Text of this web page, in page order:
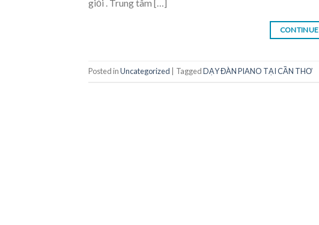
giỏi . Trung tâm […]
Posted inUncategorized TaggedDẠY ĐÀN PIANO TẠI CẦN THƠ